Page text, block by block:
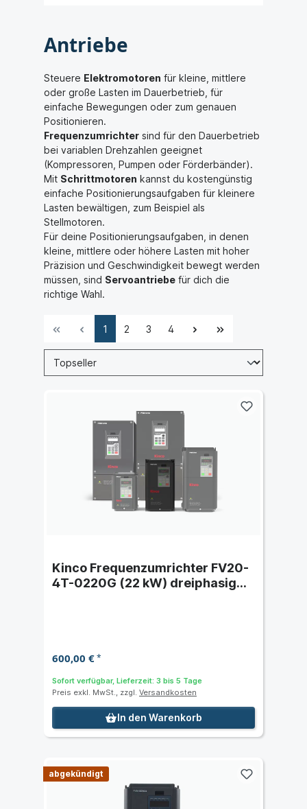
Antriebe
Steuere Elektromotoren für kleine, mittlere
oder große Lasten im Dauerbetrieb, für
einfache Bewegungen oder zum genauen
Positionieren.
Frequenzumrichter sind für den Dauerbetrieb
bei variablen Drehzahlen geeignet
(Kompressoren, Pumpen oder Förderbänder).
Mit Schrittmotoren kannst du kostengünstig
einfache Positionierungsaufgaben für kleinere
Lasten bewältigen, zum Beispiel als
Stellmotoren.
Für deine Positionierungsaufgaben, in denen
kleine, mittlere oder höhere Lasten mit hoher
Präzision und Geschwindigkeit bewegt werden
müssen, sind Servoantriebe für dich die
richtige Wahl.
1 2 3 4
Kinco Frequenzumrichter FV20-
4T-0220G (22 kW) dreiphasig
600,00 €*
Sofort verfügbar, Lieferzeit: 3 bis 5 Tage
Preis exkl. MwSt., zzgl. Versandkosten
In den Warenkorb
abgekündigt